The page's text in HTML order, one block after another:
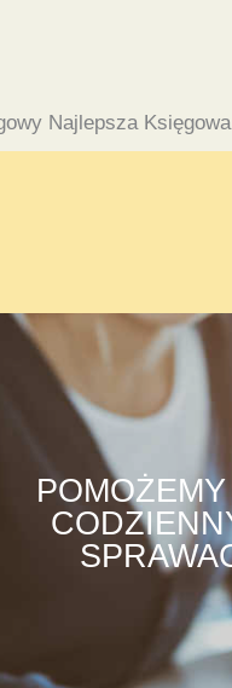
Najlepsza